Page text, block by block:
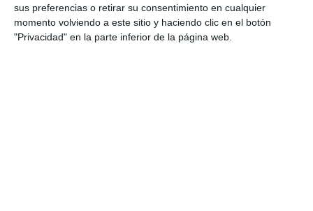
sus preferencias o retirar su consentimiento en cualquier
momento volviendo a este sitio y haciendo clic en el botón
"Privacidad" en la parte inferior de la página web.